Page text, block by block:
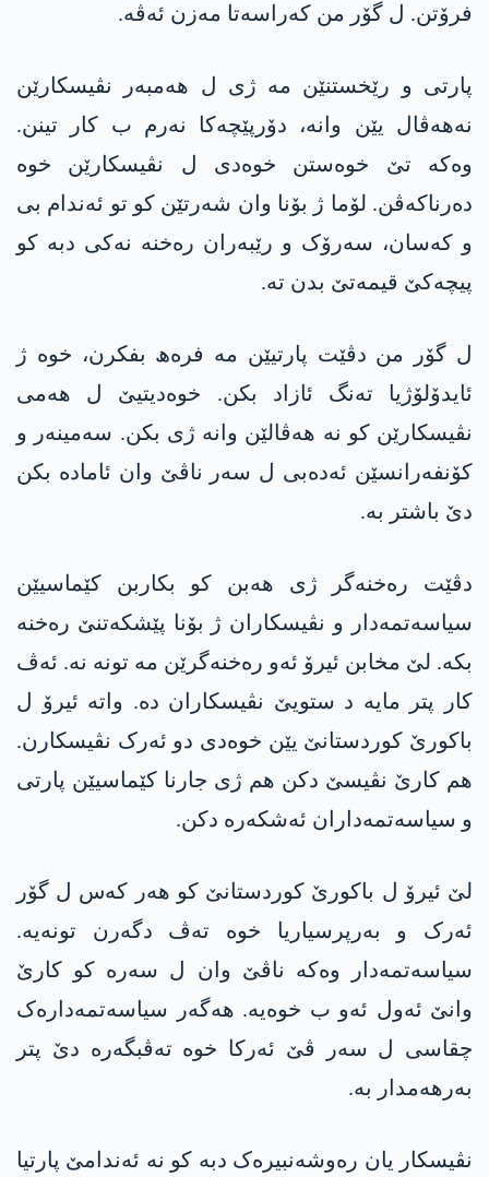
فرۆتن. ل گۆر من کەراسەتا مەزن ئەڤە.
پارتی و رێخستنێن مە ژی ل ھەمبەر نڤیسکارێن
نەھەڤال یێن وانە، دۆرپێچەکا نەرم ب کار تینن.
وەکە تێ خوەستن خوەدی ل نڤیسکارێن خوە
دەرناکەڤن. لۆما ژ بۆنا وان شەرتێن کو تو ئەندام بی
و کەسان، سەرۆک و رێبەران رەخنە نەکی دبە کو
پیچەکێ قیمەتێ بدن تە.
ل گۆر من دڤێت پارتیێن مە فرەھ بفکرن، خوە ژ
ئایدۆلۆژیا تەنگ ئازاد بکن. خوەدیتیێ ل ھەمی
نڤیسکارێن کو نە ھەڤالێن وانە ژی بکن. سەمینەر و
کۆنفەرانسێن ئەدەبی ل سەر ناڤێ وان ئامادە بکن
دێ باشتر بە.
دڤێت رەخنەگر ژی ھەبن کو بکاربن کێماسیێن
سیاسەتمەدار و نڤیسکاران ژ بۆنا پێشکەتنێ رەخنە
بکە. لێ مخابن ئیرۆ ئەو رەخنەگرێن مە تونە نە. ئەڤ
کار پتر مایە د ستویێ نڤیسکاران دە. واتە ئیرۆ ل
باکورێ کوردستانێ یێن خوەدی دو ئەرک نڤیسکارن.
ھم کارێ نڤیسێ دکن ھم ژی جارنا کێماسیێن پارتی
و سیاسەتمەداران ئەشکەرە دکن.
لێ ئیرۆ ل باکورێ کوردستانێ کو ھەر کەس ل گۆر
ئەرک و بەرپرسیاریا خوە تەڤ دگەرن تونەیە.
سیاسەتمەدار وەکە ناڤێ وان ل سەرە کو کارێ
وانێ ئەول ئەو ب خوەیە. ھەگەر سیاسەتمەدارەک
چقاسی ل سەر ڤێ ئەرکا خوە تەڤبگەرە دێ پتر
بەرھەمدار بە.
نڤیسکار یان رەوشەنبیرەک دبە کو نە ئەندامێ پارتیا